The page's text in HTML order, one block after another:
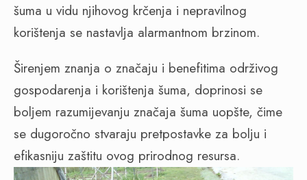
šuma u vidu njihovog krčenja i nepravilnog
korištenja se nastavlja alarmantnom brzinom.
Širenjem znanja o značaju i benefitima održivog
gospodarenja i korištenja šuma, doprinosi se
boljem razumijevanju značaja šuma uopšte, čime
se dugoročno stvaraju pretpostavke za bolju i
efikasniju zaštitu ovog prirodnog resursa.